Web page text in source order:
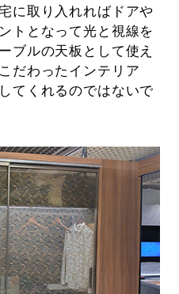
に取り入れればドアや
トとなって光と視線を
ブルの天板として使え
だわったインテリア
てくれるのではないで